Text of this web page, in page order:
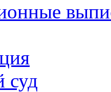
суд